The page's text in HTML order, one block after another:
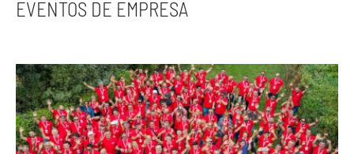
EVENTOS DE EMPRESA